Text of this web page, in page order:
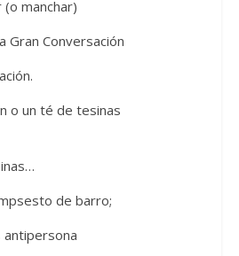
manchar)
Gran Conversación
o un té de tesinas
de barro;
antipersona